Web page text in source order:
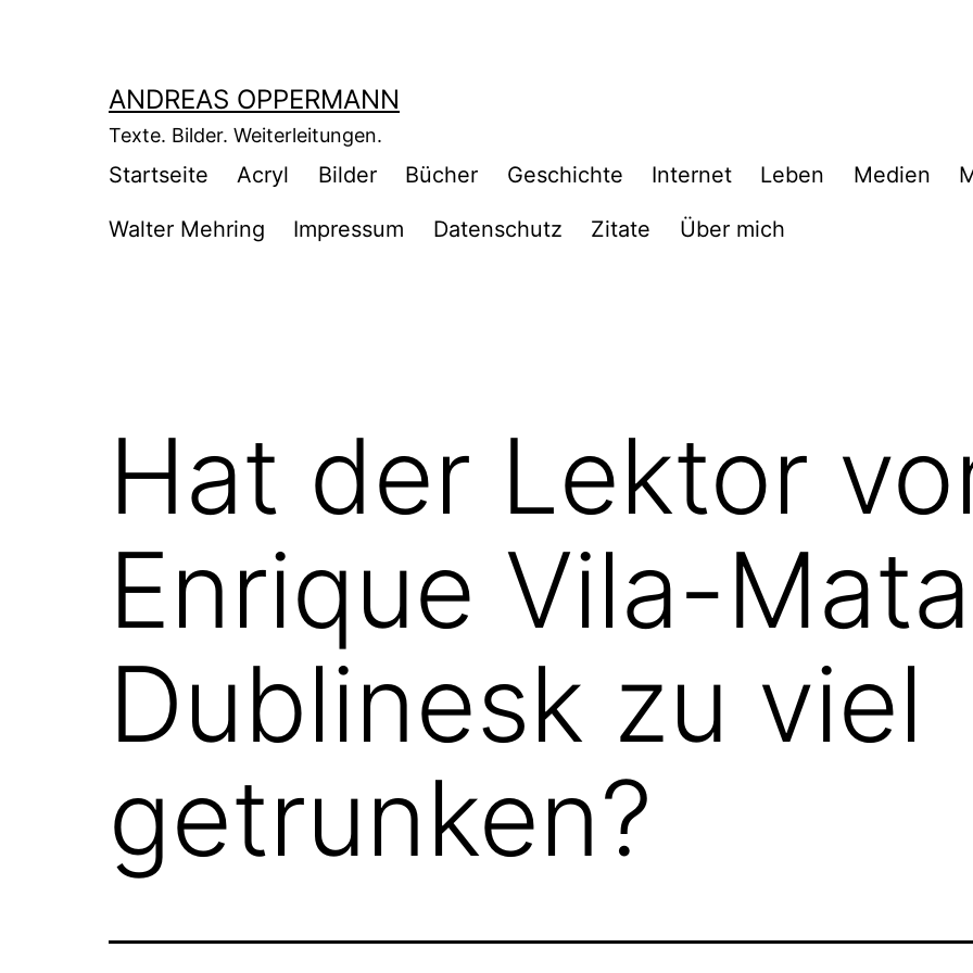
ANDREAS OPPERMANN
Texte. Bilder. Weiterleitungen.
Startseite Acryl Bilder Bücher Geschichte Internet Leben Medien
Walter Mehring Impressum Datenschutz Zitate Über mich
Hat der Lektor
Enrique Vila-
Dublinesk zu viel
getrunken?